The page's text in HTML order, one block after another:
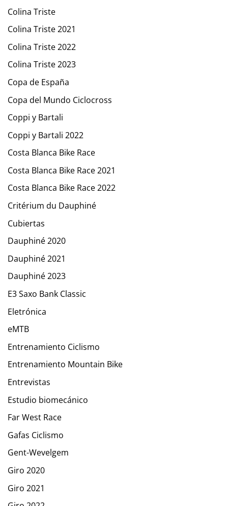
Colina Triste
Colina Triste 2021
Colina Triste 2022
Colina Triste 2023
Copa de España
Copa del Mundo Ciclocross
Coppi y Bartali
Coppi y Bartali 2022
Costa Blanca Bike Race
Costa Blanca Bike Race 2021
Costa Blanca Bike Race 2022
Critérium du Dauphiné
Cubiertas
Dauphiné 2020
Dauphiné 2021
Dauphiné 2023
E3 Saxo Bank Classic
Eletrónica
eMTB
Entrenamiento Ciclismo
Entrenamiento Mountain Bike
Entrevistas
Estudio biomecánico
Far West Race
Gafas Ciclismo
Gent-Wevelgem
Giro 2020
Giro 2021